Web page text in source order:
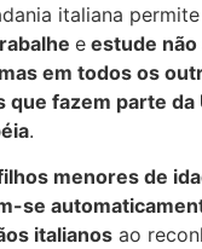
italiana
e estude não
em todos os
que fazem parte da
.
menores de
se
italianos ao